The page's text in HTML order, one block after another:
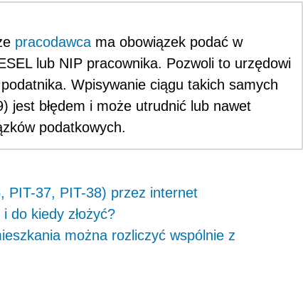
pracodawca ma obowiązek podać w
lub NIP pracownika. Pozwoli to urzędowi
Wpisywanie ciągu takich samych
jest błędem i może utrudnić lub nawet
podatkowych.
PIT-37, PIT-38) przez internet
do kiedy złożyć?
można rozliczyć wspólnie z